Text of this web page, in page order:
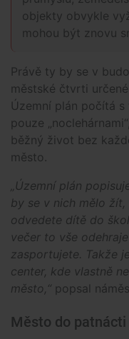
objekty obvykle
mohou být znovu
Právě ty by se v
městské čtvrti
Územní plán počítá
pouze
běžný život bez
město.
„Územní plán
by se v nich mělo
odvedete dítě do
večer to vše
zasportujete. Takže
center, kde vlastně
město,“ popsal
Město do